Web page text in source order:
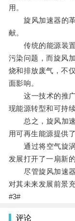
用。
旋风加速器的革
献。
传统的能源装置
污染问题，而旋风
烧和排放废气，不
面影响。
这一技术的推广
现能源转型和可持
总之，旋风加速
用可再生能源提供
通过将空气旋涡
发展打开了一扇新的
尽管旋风加速器
对其未来发展前景
#3#
评论